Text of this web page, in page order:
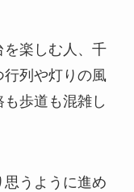
楽しむ人、千
行列や灯りの風
歩道も混雑し
うように進め